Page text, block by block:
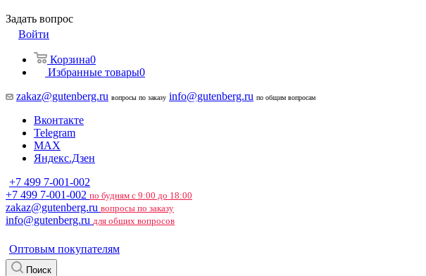
Задать вопрос
Войти
Корзина0
Избранные товары0
zakaz@gutenberg.ru вопросы по заказу info@gutenberg.ru по общим вопросам
Вконтакте
Telegram
MAX
Яндекс.Дзен
+7 499 7-001-002
+7 499 7-001-002 по будням с 9:00 до 18:00
zakaz@gutenberg.ru вопросы по заказу
info@gutenberg.ru для общих вопросов
Оптовым покупателям
Поиск